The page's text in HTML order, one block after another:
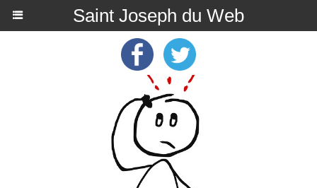
Saint Joseph du Web